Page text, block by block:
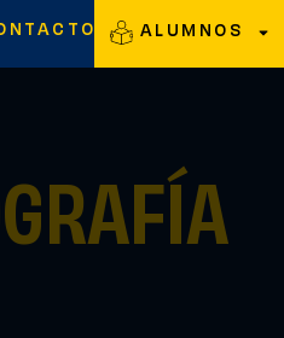
ALUMNOS